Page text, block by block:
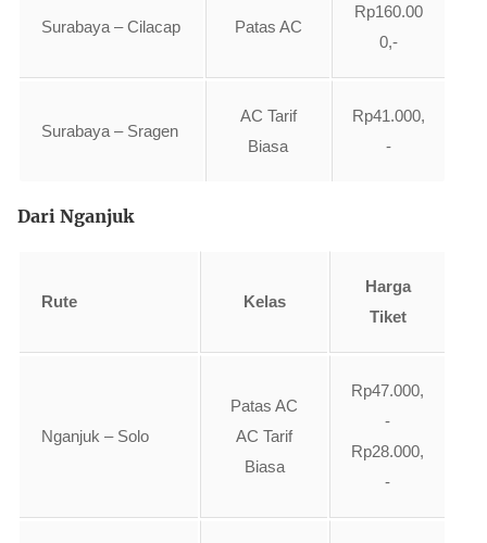
Surabaya – Cilacap Patas AC
Rp160.00
0,-
Surabaya – Sragen
AC Tarif
Biasa
Rp41.000,
-
Dari Nganjuk
Rute Kelas
Harga
Tiket
Nganjuk – Solo
Patas AC
AC Tarif
Biasa
Rp47.000,
-
Rp28.000,
-